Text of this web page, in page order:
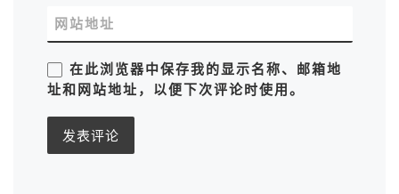
网站地址
在此浏览器中保存我的显示名称、邮箱地
址和网站地址，以便下次评论时使用。